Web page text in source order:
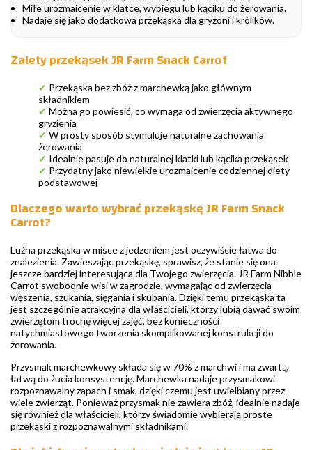
Miłe urozmaicenie w klatce, wybiegu lub kąciku do żerowania.
Nadaje się jako dodatkowa przekąska dla gryzoni i królików.
Zalety przekąsek JR Farm Snack Carrot
✔ Przekąska bez zbóż z marchewką jako głównym
składnikiem
✔ Można go powiesić, co wymaga od zwierzęcia aktywnego
gryzienia
✔ W prosty sposób stymuluje naturalne zachowania
żerowania
✔ Idealnie pasuje do naturalnej klatki lub kącika przekąsek
✔ Przydatny jako niewielkie urozmaicenie codziennej diety
podstawowej
Dlaczego warto wybrać przekąskę JR Farm Snack
Carrot?
Luźna przekąska w misce z jedzeniem jest oczywiście łatwa do
znalezienia. Zawieszając przekąskę, sprawisz, że stanie się ona
jeszcze bardziej interesująca dla Twojego zwierzęcia. JR Farm Nibble
Carrot swobodnie wisi w zagrodzie, wymagając od zwierzęcia
węszenia, szukania, sięgania i skubania. Dzięki temu przekąska ta
jest szczególnie atrakcyjna dla właścicieli, którzy lubią dawać swoim
zwierzętom trochę więcej zajęć, bez konieczności
natychmiastowego tworzenia skomplikowanej konstrukcji do
żerowania.
Przysmak marchewkowy składa się w 70% z marchwi i ma zwartą,
łatwą do żucia konsystencję. Marchewka nadaje przysmakowi
rozpoznawalny zapach i smak, dzięki czemu jest uwielbiany przez
wiele zwierząt. Ponieważ przysmak nie zawiera zbóż, idealnie nadaje
się również dla właścicieli, którzy świadomie wybierają proste
przekąski z rozpoznawalnymi składnikami.